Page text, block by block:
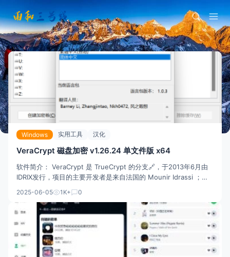
Windows 实用工具 汉化
VeraCrypt 磁盘加密 v1.26.24 单文件版 x64
软件简介： VeraCrypt 是 TrueCrypt 的分支🔗，于2013年6月由
IDRIX发行，项目的主要开发者是来自法国的 Mounir Idrassi ；他
弱点🛡️是不能防御暴力破解攻击。在加密系统分区时，Tru
2025-06-05 1K+ 0